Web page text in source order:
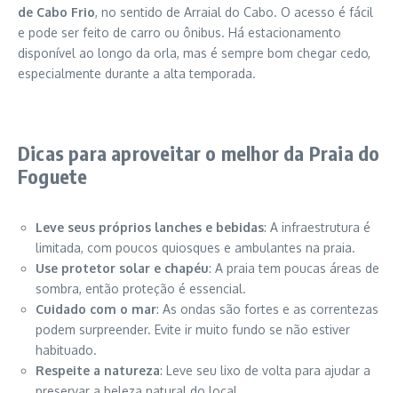
de Cabo Frio, no sentido de Arraial do Cabo. O acesso é fácil
e pode ser feito de carro ou ônibus. Há estacionamento
disponível ao longo da orla, mas é sempre bom chegar cedo,
especialmente durante a alta temporada.
Dicas para aproveitar o melhor da Praia do
Foguete
Leve seus próprios lanches e bebidas: A infraestrutura é
limitada, com poucos quiosques e ambulantes na praia.
Use protetor solar e chapéu: A praia tem poucas áreas de
sombra, então proteção é essencial.
Cuidado com o mar: As ondas são fortes e as correntezas
podem surpreender. Evite ir muito fundo se não estiver
habituado.
Respeite a natureza: Leve seu lixo de volta para ajudar a